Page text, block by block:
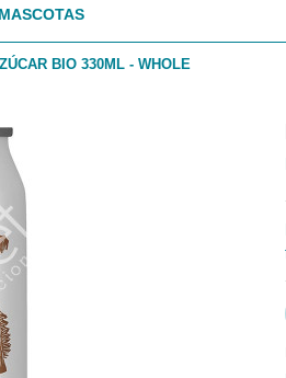
MASCOTAS
BIO 330ML - WHOLE